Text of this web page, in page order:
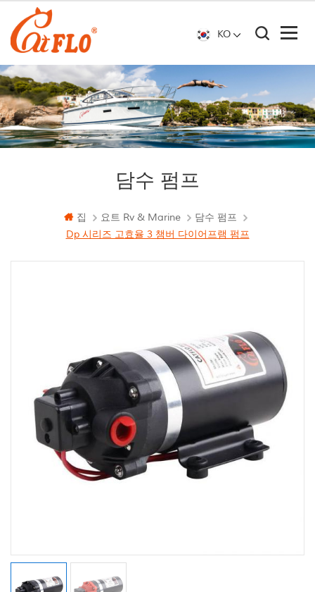
KO
담수 펌프
집 요트 Rv & Marine
담수 펌프
Dp 시리즈 고효율 3 챔버 다이어프램 펌프